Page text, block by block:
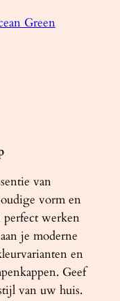
Green
van
vorm en
perfect werken
je moderne
en
Geef
van uw huis.